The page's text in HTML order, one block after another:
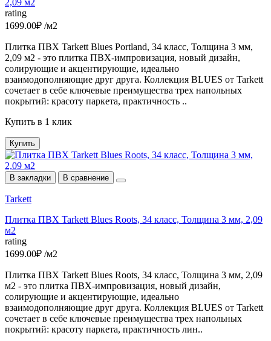
rating
1699.00₽ /м2
Плитка ПВХ Tarkett Blues Portland, 34 класс, Толщина 3 мм,
2,09 м2 - это плитка ПВХ-импровизация, новый дизайн,
солирующие и акцентирующие, идеально
взаимодополняющие друг друга. Коллекция BLUES от Tarkett
сочетает в себе ключевые преимущества трех напольных
покрытий: красоту паркета, практичность ..
Купить в 1 клик
Купить
В закладки В сравнение
Tarkett
Плитка ПВХ Tarkett Blues Roots, 34 класс, Толщина 3 мм, 2,09
м2
rating
1699.00₽ /м2
Плитка ПВХ Tarkett Blues Roots, 34 класс, Толщина 3 мм, 2,09
м2 - это плитка ПВХ-импровизация, новый дизайн,
солирующие и акцентирующие, идеально
взаимодополняющие друг друга. Коллекция BLUES от Tarkett
сочетает в себе ключевые преимущества трех напольных
покрытий: красоту паркета, практичность лин..